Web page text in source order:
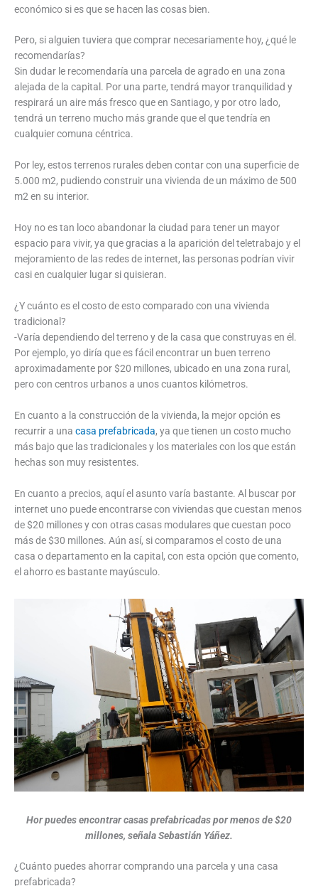
económico si es que se hacen las cosas bien.
Pero, si alguien tuviera que comprar necesariamente hoy, ¿qué le
recomendarías?
Sin dudar le recomendaría una parcela de agrado en una zona
alejada de la capital. Por una parte, tendrá mayor tranquilidad y
respirará un aire más fresco que en Santiago, y por otro lado,
tendrá un terreno mucho más grande que el que tendría en
cualquier comuna céntrica.
Por ley, estos terrenos rurales deben contar con una superficie de
5.000 m2, pudiendo construir una vivienda de un máximo de 500
m2 en su interior.
Hoy no es tan loco abandonar la ciudad para tener un mayor
espacio para vivir, ya que gracias a la aparición del teletrabajo y el
mejoramiento de las redes de internet, las personas podrían vivir
casi en cualquier lugar si quisieran.
¿Y cuánto es el costo de esto comparado con una vivienda
tradicional?
-Varía dependiendo del terreno y de la casa que construyas en él.
Por ejemplo, yo diría que es fácil encontrar un buen terreno
aproximadamente por $20 millones, ubicado en una zona rural,
pero con centros urbanos a unos cuantos kilómetros.
En cuanto a la construcción de la vivienda, la mejor opción es
recurrir a una casa prefabricada, ya que tienen un costo mucho
más bajo que las tradicionales y los materiales con los que están
hechas son muy resistentes.
En cuanto a precios, aquí el asunto varía bastante. Al buscar por
internet uno puede encontrarse con viviendas que cuestan menos
de $20 millones y con otras casas modulares que cuestan poco
más de $30 millones. Aún así, si comparamos el costo de una
casa o departamento en la capital, con esta opción que comento,
el ahorro es bastante mayúsculo.
Hor puedes encontrar casas prefabricadas por menos de $20
millones, señala Sebastián Yáñez.
¿Cuánto puedes ahorrar comprando una parcela y una casa
prefabricada?